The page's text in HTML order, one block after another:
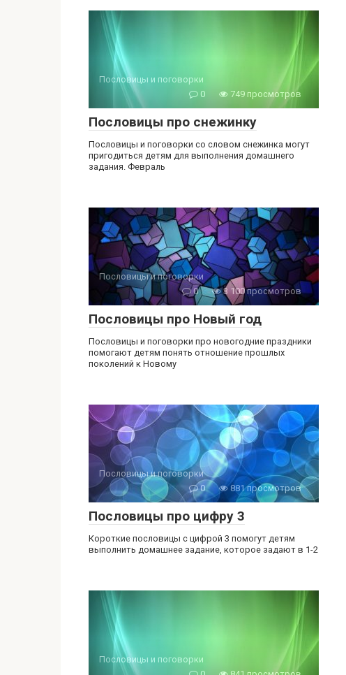
Пословицы и поговорки
0
749 просмотров
Пословицы про снежинку
Пословицы и поговорки со словом снежинка могут
пригодиться детям для выполнения домашнего
задания. Февраль
Пословицы и поговорки
0
3 100 просмотров
Пословицы про Новый год
Пословицы и поговорки про новогодние праздники
помогают детям понять отношение прошлых
поколений к Новому
Пословицы и поговорки
0
881 просмотров
Пословицы про цифру 3
Короткие пословицы с цифрой 3 помогут детям
выполнить домашнее задание, которое задают в 1-2
Пословицы и поговорки